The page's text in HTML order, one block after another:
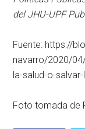
del JHU-UPF
Fuente: https://
navarro/2020/
la-salud-o-
Foto tomada de